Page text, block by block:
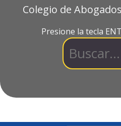
Colegio de
Presione la tecla